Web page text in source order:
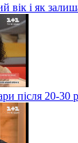
вік і як
після 20-30